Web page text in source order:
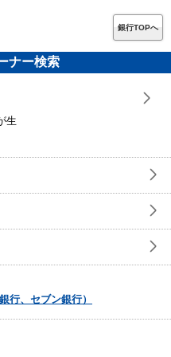
銀行TOPへ
ナー検索
生
行、セブン銀行）